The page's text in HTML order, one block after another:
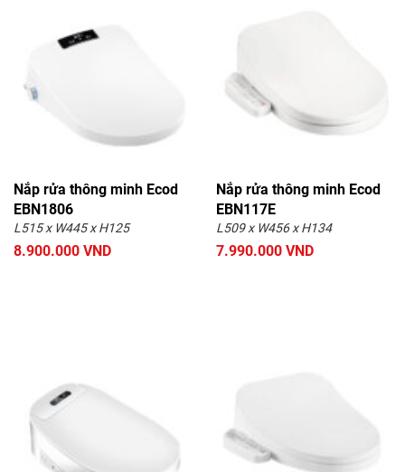
Nắp rửa thông minh Ecod
EBN1806
L515 x W445 x H125
8.900.000 VND
Nắp rửa thông minh Ecod
EBN117E
L509 x W456 x H134
7.990.000 VND